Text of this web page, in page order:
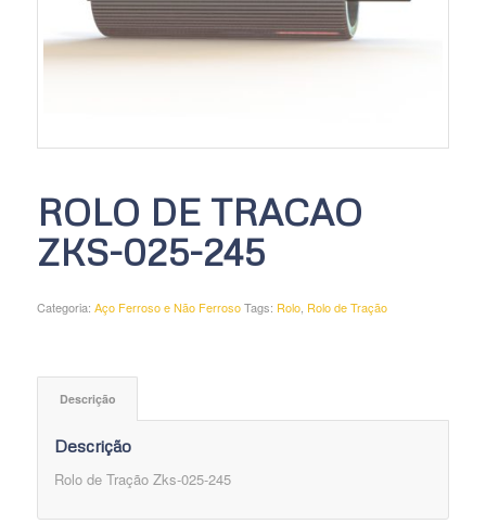
ROLO DE TRACAO
ZKS-025-245
Categoria: Aço Ferroso e Não Ferroso Tags: Rolo, Rolo de Tração
Descrição
Descrição
Rolo de Tração Zks-025-245